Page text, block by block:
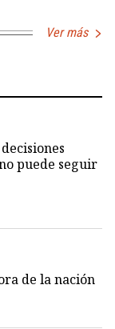
Ver más
puede seguir
de la nación